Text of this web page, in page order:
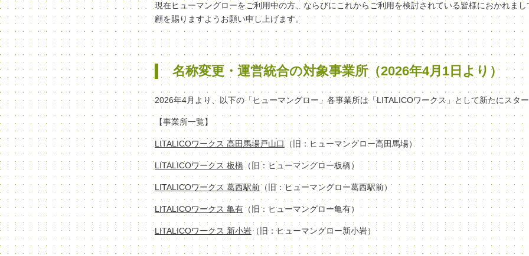
現在ヒューマングローをご利用中の方、ならびにこれからご利用を検討されている皆様におかれま
顧を賜りますようお願い申し上げます。
名称変更・運営統合の対象事業所（2026年4月1日より）
2026年4月より、以下の「ヒューマングロー」各事業所は「LITALICOワークス」として新たにスタ
【事業所一覧】
LITALICOワークス 高田馬場戸山口 （旧：ヒューマングロー高田馬場）
LITALICOワークス 板橋 （旧：ヒューマングロー板橋）
LITALICOワークス 葛西駅前（旧：ヒューマングロー葛西駅前）
LITALICOワークス 亀有 （旧：ヒューマングロー亀有）
LITALICOワークス 新小岩（旧：ヒューマングロー新小岩）